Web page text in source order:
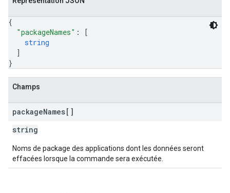
{
"packageNames" :
[
string
]
}
Champs
packageNames[]
string
Noms de package des applications dont les données seront
effacées lorsque la commande sera exécutée.